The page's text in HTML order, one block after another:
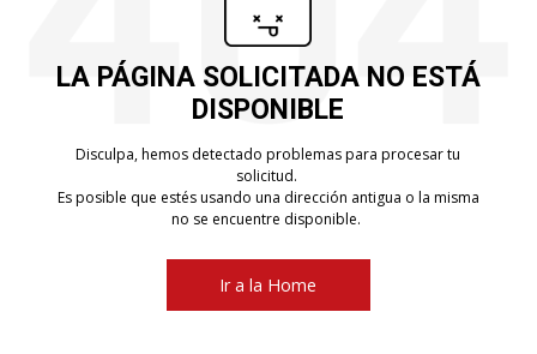
LA PÁGINA SOLICITADA NO ESTÁ
DISPONIBLE
Disculpa, hemos detectado problemas para procesar tu
solicitud.
Es posible que estés usando una dirección antigua o la misma
no se encuentre disponible.
Ir a la Home